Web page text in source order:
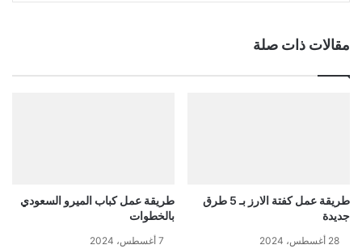
مقالات ذات صلة
طريقة عمل كفتة الارز بـ 5 طرق
جديدة
28 أغسطس، 2024
طريقة عمل كباب الميرو السعودي
بالخطوات
7 أغسطس، 2024